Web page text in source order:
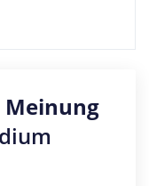
Meinung